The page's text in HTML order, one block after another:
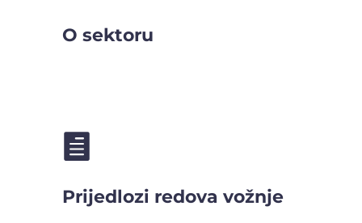
O sektoru

Prijedlozi redova vožnje